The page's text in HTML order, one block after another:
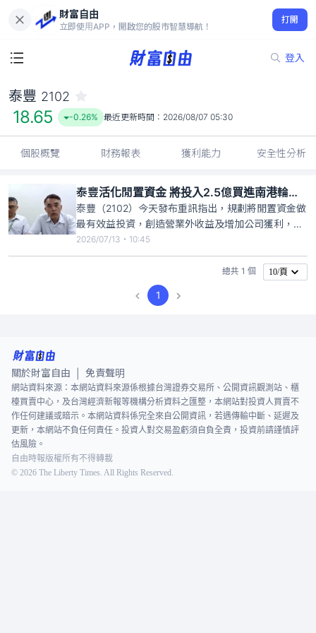
財富自由
立即使用APP，開啟您的股市智慧導航！
打開
登入
18.65
-0.26%
泰豐 2102
18.65 -0.26% 最近更新時間： 2026/08/07 05:30
個股概覽 財務報表 獲利能力 安全性分析
泰豐活化閒置資金 將投入2.5億買進南港輪胎股票
泰豐（2102）今天發布重訊指出，規劃將閒置資金做
最有效益投資，創造營業外收益及增加公司獲利，預
計投資關聯企業南港輪胎（2101）普通股，採盤中鉅
額逐筆交易，以前一日收盤價或漲跌幅10%區間報
價，本次預計交易金額不高於2.5億元。泰豐輪胎發
言人呂新義表示，南港持有泰豐股權約31.43%，泰豐
2026/07/13・10:45
總共 1 個 10/頁
1
關於財富自由 免責聲明
網站資料來源：本網站資料來源係根據台灣證券交易所、公開資訊觀測站、櫃
檯買賣中心，及台灣經濟新報等機構分析資料之匯整，本網站對投資人買賣不
作任何建議或暗示。本網站資料係完全來自公開資訊，若遇傳輸中斷、延遲及
更新，本網站不負任何責任。投資人對交易盈虧須自負全責，投資前請謹慎評
估風險。
自由時報版權所有不得轉載
© 2026 The Liberty Times. All Rights Reserved.